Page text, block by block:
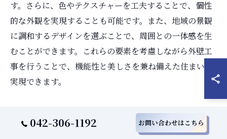
す。さらに、色やテクスチャーを工夫することで、個性
的な外観を実現することも可能です。また、地域の景観
に調和するデザインを選ぶことで、周囲との一体感を生
むことができます。これらの要素を考慮しながら外壁工
事を行うことで、機能性と美しさを兼ね備えた住まいを
実現できます。
外壁工事において美観を保つためには、まず耐久性のあ
042-306-1192 お問い合わせはこちら